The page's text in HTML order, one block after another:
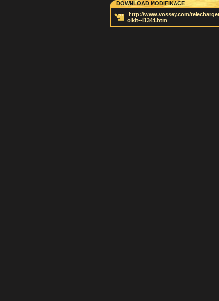
DOWNLOAD MODIFIKACE
http://www.vossey.com/
olkit--i1344.htm